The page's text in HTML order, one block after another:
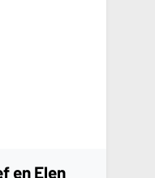
en Elen